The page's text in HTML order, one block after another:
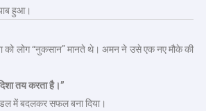
हुआ।
को लोग “नुकसान” मानते थे। अमन ने उसे एक नए मौके की
तय करता है।”
में बदलकर सफल बना दिया।